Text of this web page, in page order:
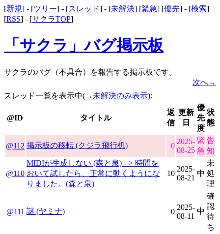
[新規] - [ツリー] - [スレッド] - [未解決] [緊急] [優先] - [検索]
[RSS] - [サクラTOP]
「サクラ」バグ掲示板
サクラのバグ（不具合）を報告する掲示板です。
次へ→
スレッド一覧を表示中(→未解決のみ表示):
@ID タイトル
返
信
更新
日
優
先
度
状
態
@112 掲示板の移転 (クジラ飛行机) 0
2025-
08-25
緊
急
告
知
@110
MIDIが生成しない (森と泉) --> 時間を
おいて試したら、正常に動くようにな
りました。(森と泉)
10
2025-
08-21
中
未
処
理
@111 謎 (ヤミナ) 0
2025-
08-11
中
確
認
待
ち